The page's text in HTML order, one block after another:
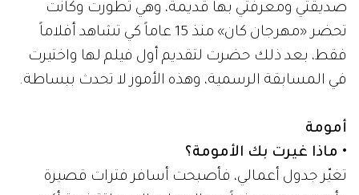
صديقتي ومعرفتي بها قديمة، وهي تطورت وكانت
تحضر «مهرجان كان» منذ 15 عاماً كي تشاهد أفلاماً
فقط، بعد ذلك حضرت لتقديم أول فيلم لها واختيرت
في المسابقة الرسمية، وهذه الأمور لا تحدث ببساطة.
أمومة
• ماذا غيرت بك الأمومة؟
تغيّر جدول أعمالي، فأصبحت أسافر فترات قصيرة